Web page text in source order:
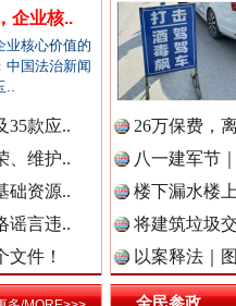
新闻网.
新闻网.
新闻网.
门
企业核..
业核心价值的
中国法治新闻
..
35款应..
、维护..
础资源..
谣言违..
件！
26万保费，
八一建军节
楼下漏水楼
将建筑垃圾
以案释法｜
全民参政